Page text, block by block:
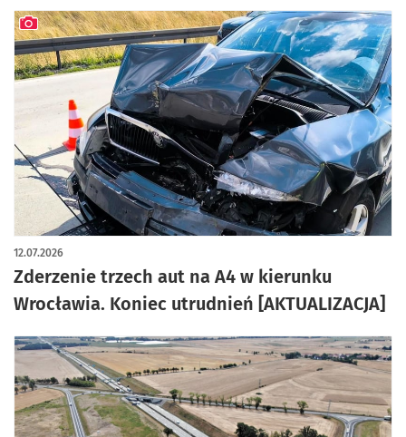
Zderzenie trzech aut na A4 w kierunku
Wrocławia. Koniec utrudnień [AKTUALIZACJA]
12.07.2026
artykuł z galerią zdjęć